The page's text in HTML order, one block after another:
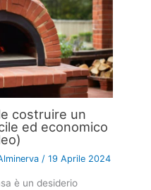
costruire un
ed economico
/19 Aprile 2024
è un desiderio